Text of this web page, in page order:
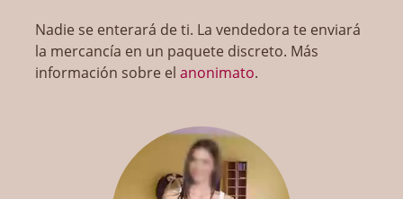
Nadie se enterará de ti. La vendedora te enviará
la mercancía en un paquete discreto. Más
información sobre elanonimato.